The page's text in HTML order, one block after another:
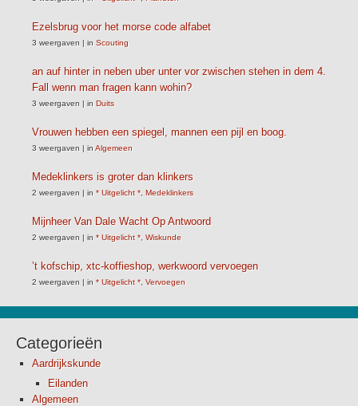
Ezelsbrug voor het morse code alfabet
3 weergaven | in Scouting
an auf hinter in neben uber unter vor zwischen stehen in dem 4.
Fall wenn man fragen kann wohin?
3 weergaven | in Duits
Vrouwen hebben een spiegel, mannen een pijl en boog.
3 weergaven | in Algemeen
Medeklinkers is groter dan klinkers
2 weergaven | in * Uitgelicht * Medeklinkers
Mijnheer Van Dale Wacht Op Antwoord
2 weergaven | in * Uitgelicht * Wiskunde
’t kofschip, xtc-koffieshop, werkwoord vervoegen
2 weergaven | in * Uitgelicht * Vervoegen
Categorieën
Aardrijkskunde
Eilanden
Algemeen